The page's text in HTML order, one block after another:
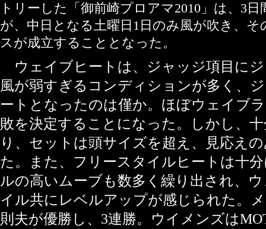
トリーした「御前崎プロアマ2010」は、3
が、中日となる土曜日1日のみ風が吹き、
スが成立することとなった。
ウェイブヒートは、ジャッジ項目に
風が弱すぎるコンディションが多く、
ートとなったのは僅か。ほぼウェイブ
敗を決定することになった。しかし、
り、セットは頭サイズを超え、見応え
た。また、フリースタイルヒートは十
ルの高いムーブも数多く繰り出され、
イル共にレベルアップが感じられた。
則夫が優勝し、3連勝。ウイメンズは